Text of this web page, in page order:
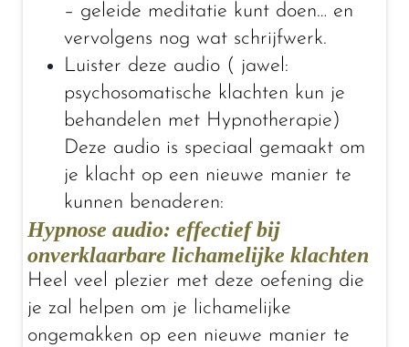
– geleide meditatie kunt doen… en
vervolgens nog wat schrijfwerk.
Luister deze audio ( jawel:
psychosomatische klachten kun je
behandelen met Hypnotherapie)
Deze audio is speciaal gemaakt om
je klacht op een nieuwe manier te
kunnen benaderen:
Hypnose audio: effectief bij
onverklaarbare lichamelijke klachten
Heel veel plezier met deze oefening die
je zal helpen om je lichamelijke
ongemakken op een nieuwe manier te